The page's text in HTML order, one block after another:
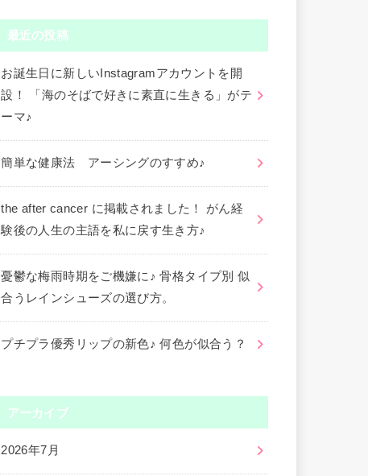
最近の投稿
お誕生日に新しいInstagramアカウントを開
設！ 「海のそばで好きに素直に生きる」がテ
ーマ♪
簡単な健康法 アーシングのすすめ♪
the after cancer に掲載されました！ がん経
験後の人生の主語を私に戻す生き方♪
憂鬱な梅雨時期をご機嫌に♪ 骨格タイプ別 似
合うレインシューズの選び方。
プチプラ優秀リップの新色♪ 何色が似合う？
アーカイブ
2026年7月